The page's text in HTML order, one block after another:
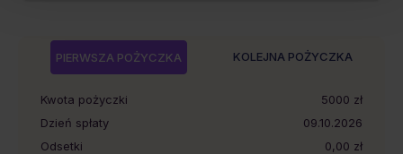
PIERWSZA POŻYCZKA KOLEJNA POŻYCZKA
Kwota pożyczki 5000 zł
Dzień spłaty
09.10.2026
Odsetki
0,00 zł